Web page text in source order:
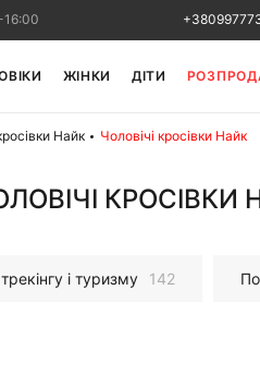
ЖІНКИ ДІТИ
Найк Чоловічі кросівки Найк
КРОСІВКИ
і туризму 142